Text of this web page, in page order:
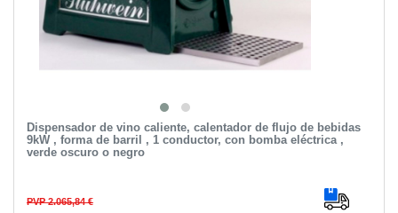
Dispensador de vino caliente, calentador de flujo de bebidas
9kW , forma de barril , 1 conductor, con bomba eléctrica ,
verde oscuro o negro
PVP 2.065,84 €